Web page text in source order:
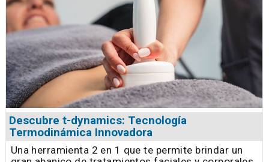
Descubre t-dynamics: Tecnología
Termodinámica Innovadora
Una herramienta 2 en 1 que te permite brindar un